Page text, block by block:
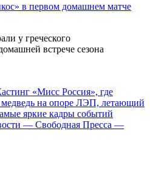
в первом домашнем матче
у греческого
встрече сезона
«Мисс Россия», где
на опоре ЛЭП, летающий
яркие кадры событий
— Свободная Пресса —